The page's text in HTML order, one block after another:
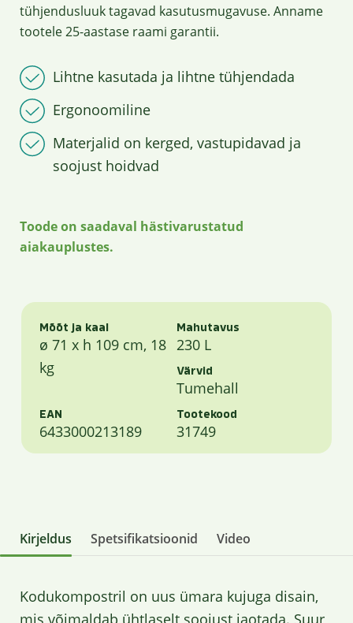
tühjendusluuk tagavad kasutusmugavuse. Anname
tootele 25-aastase raami garantii.
Lihtne kasutada ja lihtne tühjendada
Ergonoomiline
Materjalid on kerged, vastupidavad ja
soojust hoidvad
Toode on saadaval hästivarustatud
aiakauplustes.
Mõõt ja kaal
ø 71 x h 109 cm, 18
kg
Mahutavus
230 L
Värvid
Tumehall
EAN
6433000213189
Tootekood
31749
Kirjeldus Spetsifikatsioonid Video
Kodukompostril on uus ümara kujuga disain,
mis võimaldab ühtlaselt soojust jaotada. Suur